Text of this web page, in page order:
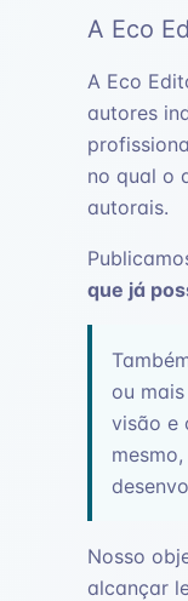
A Eco
A Eco
autores
no qual o
autorais.
que já
ou
visão e
Nosso
alcançar